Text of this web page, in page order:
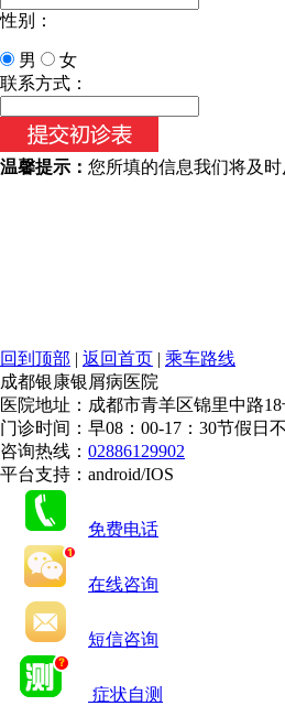
性别：
男
女
今天日期：
联系方式：
温馨提示： 您所填的信息我们将及
回到顶部 | 返回首页 | 乘车路线
成都银康银屑病医院
医院地址：成都市青羊区锦里中路
门诊时间：早08：00-17：30节假日
咨询热线： 02886129902
平台支持：android/IOS
免费电话
在线咨询
短信咨询
症状自测